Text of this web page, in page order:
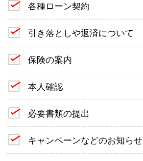
各種ローン契約
引き落としや返済について
保険の案内
本人確認
必要書類の提出
キャンペーンなどのお知らせ